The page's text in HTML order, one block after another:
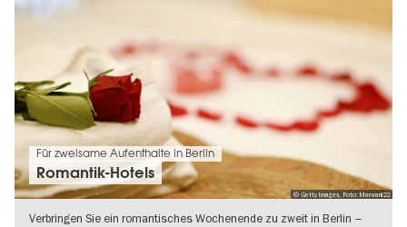
© Getty Images, Foto: Marwani22
Für zweisame Aufenthalte in Berlin
Romantik-Hotels
Verbringen Sie ein romantisches Wochenende zu zweit in Berlin –